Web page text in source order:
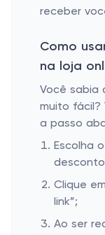
receber
Como
na loja
Você sabia
muito fácil?
a passo
Escolha
Clique
link”;
Ao ser